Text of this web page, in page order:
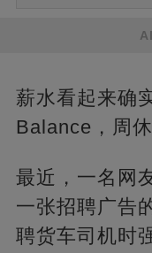
薪水看起来确
Balance，周
最近，一名网
一张招聘广告
聘货车司机时